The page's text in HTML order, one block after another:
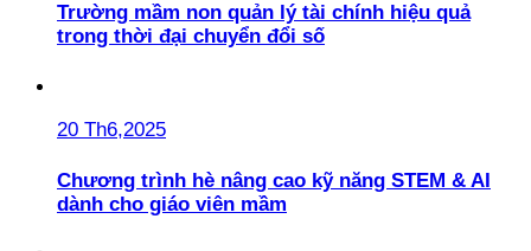
Trường mầm non quản lý tài chính hiệu quả
trong thời đại chuyển đổi số
20 Th6,2025
Chương trình hè nâng cao kỹ năng STEM & AI
dành cho giáo viên mầm